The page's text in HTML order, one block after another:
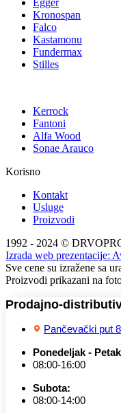
Kronospan
Falco
Kastamonu
Fundermax
Stilles
Kerrock
Fantoni
Alfa Wood
Sonae Arauco
Korisno
Kontakt
Usluge
Proizvodi
1992 - 2024 ©
Izrada web prezentacije:
Sve cene su izražene sa
Proizvodi prikazani na
Prodajno-
Pančevački put
Ponedeljak -
08:00-16:00
Subota:
08:00-14:00